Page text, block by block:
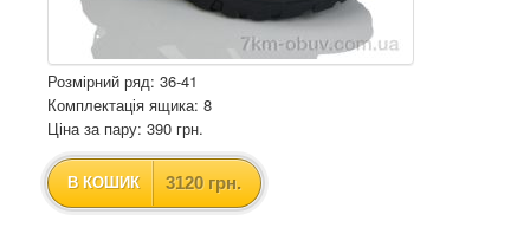
Розмірний ряд: 36-41
Комплектація ящика: 8
Ціна за пару: 390 грн.
В КОШИК 3120 грн.